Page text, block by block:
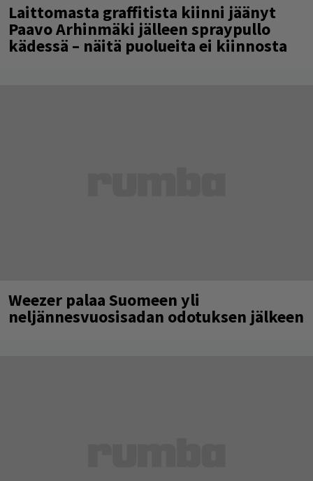
Laittomasta graffitista kiinni jäänyt
Paavo Arhinmäki jälleen spraypullo
kädessä – näitä puolueita ei kiinnosta
Weezer palaa Suomeen yli
neljännesvuosisadan odotuksen jälkeen